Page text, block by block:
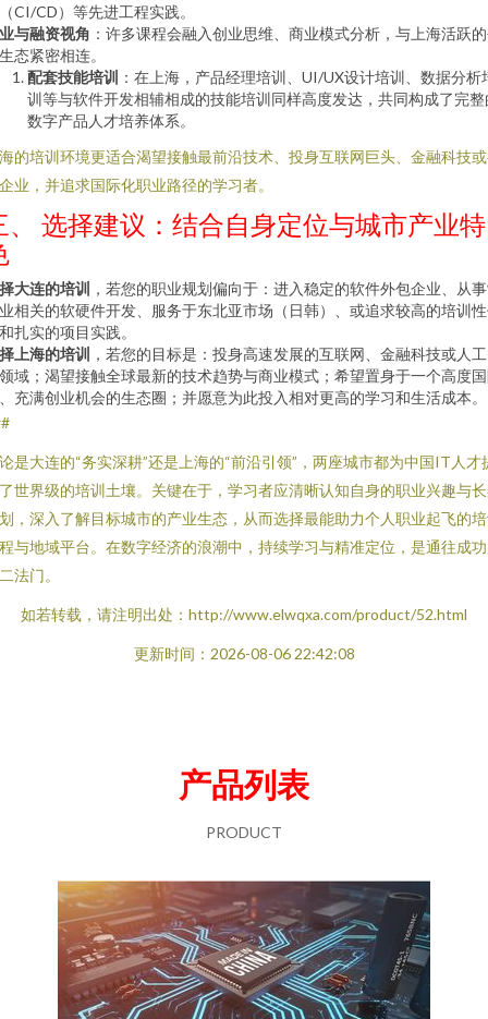
CI/CD）等先进工程实践。
与融资视角 ：许多课程会融入创业思维、商业模式分析，与上海活跃
态紧密相连。
配套技能培训 ：在上海，产品经理培训、UI/UX设计培训、数据分析
训等与软件开发相辅相成的技能培训同样高度发达，共同构成了完整
数字产品人才培养体系。
的培训环境更适合渴望接触最前沿技术、投身互联网巨头、金融科技
业，并追求国际化职业路径的学习者。
、 选择建议：结合自身定位与城市产业特
大连的培训 ，若您的职业规划偏向于：进入稳定的软件外包企业、从
相关的软硬件开发、服务于东北亚市场（日韩）、或追求较高的培训
扎实的项目实践。
上海的培训 ，若您的目标是：投身高速发展的互联网、金融科技或人
域；渴望接触全球最新的技术趋势与商业模式；希望置身于一个高度
充满创业机会的生态圈；并愿意为此投入相对更高的学习和生活成本。
是大连的“务实深耕”还是上海的“前沿引领”，两座城市都为中国IT人才
世界级的培训土壤。关键在于，学习者应清晰认知自身的职业兴趣与
，深入了解目标城市的产业生态，从而选择最能助力个人职业起飞的
与地域平台。在数字经济的浪潮中，持续学习与精准定位，是通往成
法门。
如若转载，请注明出处：http://www.elwqxa.com/product/52.html
更新时间：2026-08-06 22:42:08
产品列表
PRODUCT